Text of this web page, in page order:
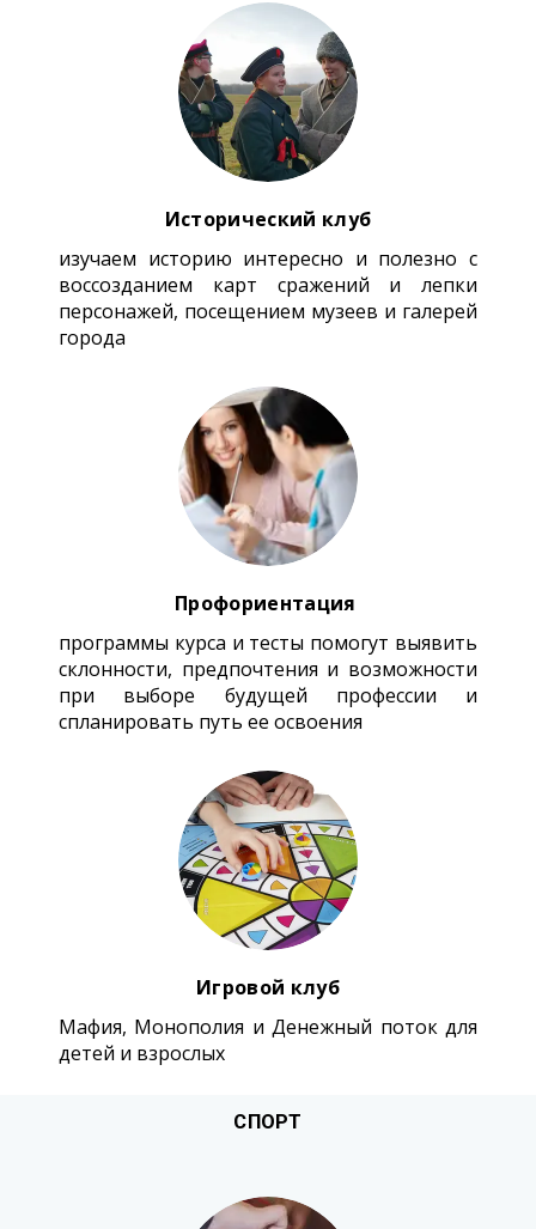
Исторический клуб
изучаем историю интересно и полезно с
воссозданием карт сражений и лепки
персонажей, посещением музеев и галерей
города
Профориентация
программы курса и тесты помогут выявить
склонности, предпочтения и возможности
при выборе будущей профессии и
спланировать путь ее освоения
Игровой клуб
Мафия, Монополия и Денежный поток для
детей и взрослых
СПОРТ